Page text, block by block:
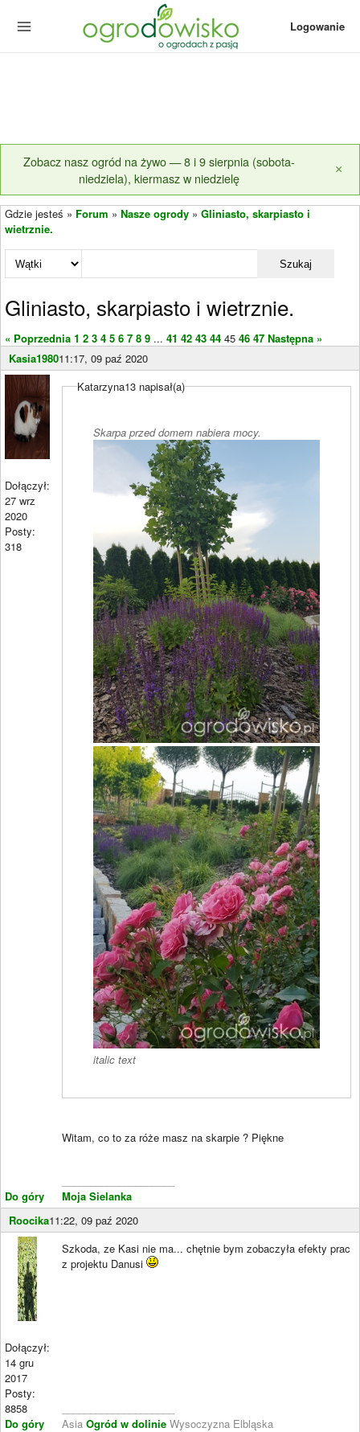
Logowanie
Zobacz nasz ogród na żywo — 8 i 9 sierpnia (sobota-
niedziela), kiermasz w niedzielę
×
Gdzie jesteś » Forum » Nasze ogrody » Gliniasto, skarpiasto i
wietrznie.
Szukaj
Gliniasto, skarpiasto i wietrznie.
« Poprzednia 1 2 3 4 5 6 7 8 9 ... 41 42 43 44 45 46 47 Następna »
Kasia198011:17, 09 paź 2020
Dołączył:
27 wrz
2020
Posty:
318
Do góry
Katarzyna13 napisał(a)
Skarpa przed domem nabiera mocy.
italic text
Witam, co to za róże masz na skarpie ? Piękne
Moja Sielanka
Roocika11:22, 09 paź 2020
Dołączył:
14 gru
2017
Posty:
8858
Do góry
Szkoda, ze Kasi nie ma... chętnie bym zobaczyła efekty prac
z projektu Danusi
Asia Ogród w dolinie Wysoczyzna Elbląska